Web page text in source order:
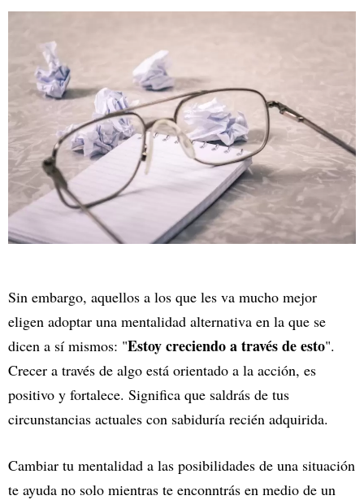
Sin embargo, aquellos a los que les va mucho mejor
eligen adoptar una mentalidad alternativa en la que se
dicen a sí mismos: "Estoy creciendo a través de esto".
Crecer a través de algo está orientado a la acción, es
positivo y fortalece. Significa que saldrás de tus
circunstancias actuales con sabiduría recién adquirida.
Cambiar tu mentalidad a las posibilidades de una situación
te ayuda no solo mientras te enconntrás en medio de un